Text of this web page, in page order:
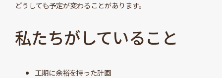
どうしても予定が変わることがあります。
私たちがしていること
工期に余裕を持った計画